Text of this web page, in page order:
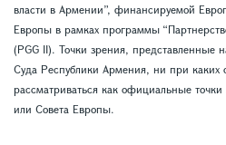
власти в Армении”, финансируемой
Европы в рамках программы
(PGG II). Точки зрения, представленные
Суда Республики Армения, ни при каких
рассматриваться как официальные
или Совета Европы.